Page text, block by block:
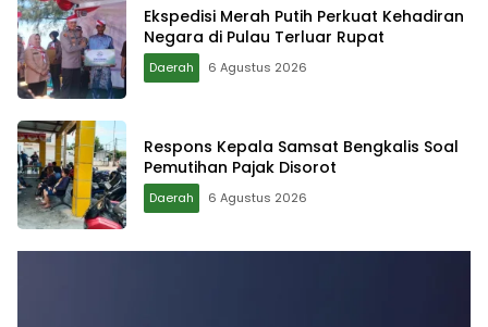
Ekspedisi Merah Putih Perkuat Kehadiran
Negara di Pulau Terluar Rupat
Daerah 6 Agustus 2026
Respons Kepala Samsat Bengkalis Soal
Pemutihan Pajak Disorot
Daerah 6 Agustus 2026